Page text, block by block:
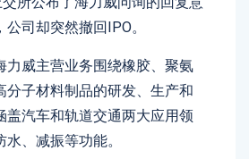
司却突然撤回IPO。
力威主营业务围绕橡胶、聚氨
分子材料制品的研发、生产和
盖汽车和轨道交通两大应用领
、减振等功能。